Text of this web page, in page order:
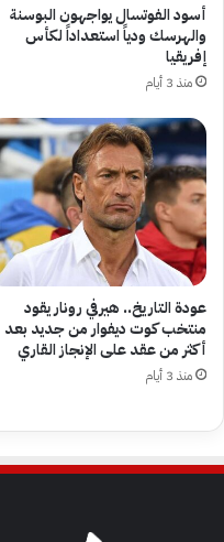
أسود الفوتسال يواجهون البوسنة
والهرسك ودياً استعداداً لكأس
إفريقيا
منذ 3 أيام
عودة التاريخ.. هيرفي رونار يقود
منتخب كوت ديفوار من جديد بعد
أكثر من عقد على الإنجاز القاري
منذ 3 أيام